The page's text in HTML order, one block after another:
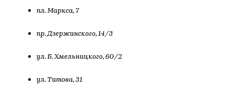
пл. Маркса, 7
пр. Дзержинского, 14/3
ул. Б. Хмельницкого, 60/2
ул. Титова, 31